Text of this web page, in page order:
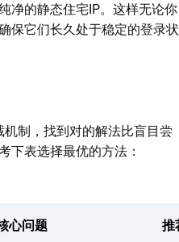
净的静态住宅IP。这样无论你
保它们长久处于稳定的登录状
制，找到对的解法比盲目尝
下表选择最优的方法：
心问题 推